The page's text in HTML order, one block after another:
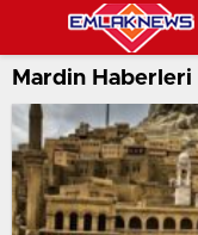
Mardin Haberleri